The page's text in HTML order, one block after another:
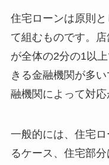
住宅ローンは原則
て組むものです。
が全体の2分の1以
きる金融機関が多
融機関によって対応
一般的には、住宅
るケース、住宅部